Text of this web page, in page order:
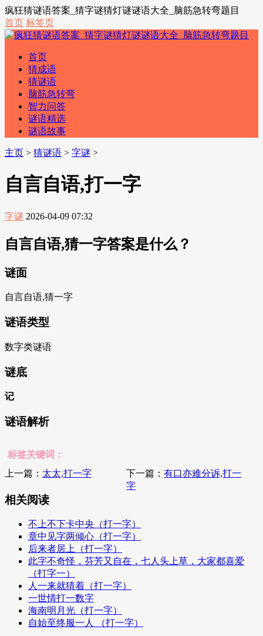
疯狂猜谜语答案_猜字谜猜灯谜谜语大全_脑筋急转弯题目
首页 标签页
首页
猜成语
猜谜语
脑筋急转弯
智力问答
谜语精选
谜语故事
主页 > 猜谜语 > 字谜 >
自言自语,打一字
字谜 2026-04-09 07:32
自言自语,猜一字答案是什么？
谜面
自言自语,猜一字
谜语类型
数字类谜语
谜底
记
谜语解析
标签关键词：
上一篇： 太太,打一字 下一篇：有口亦难分诉,打一
字
相关阅读
不上不下卡中央（打一字）
章中见字两倾心（打一字）
后来者居上（打一字）
此字不奇怪，芬芳又自在，七人头上草，大家都喜爱
（打字一）
人一来就猜着（打一字）
一世情打一数字
海南明月光（打一字）
自始至终服一人 （打一字）